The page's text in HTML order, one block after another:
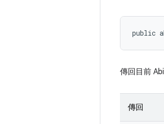
public
傳回目前
傳回